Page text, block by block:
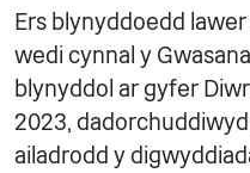
Ers blynyddoedd
wedi cynnal y
blynyddol ar gyfer
2023,
ailadrodd y